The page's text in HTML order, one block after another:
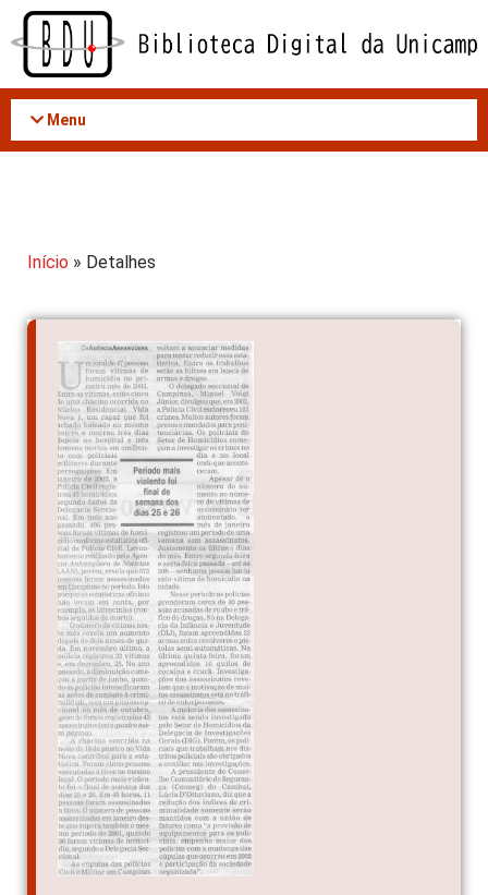
Acessar
conteúdo
Menu
Início » Detalhes